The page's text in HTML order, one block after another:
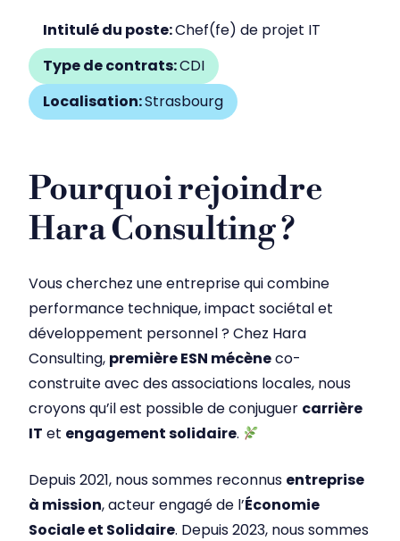
Intitulé du poste:Chef(fe) de projet IT
Type de contrats:CDI
Localisation:Strasbourg
Pourquoi rejoindre
Hara Consulting ?
Vous cherchez une entreprise qui combine
performance technique, impact sociétal et
développement personnel ? Chez Hara
Consulting, première ESN mécèneco-
construite avec des associations locales, nous
croyons qu’il est possible de conjuguer carrière
IT et engagement solidaire.
Depuis 2021, nous sommes reconnus entreprise
à mission, acteur engagé de l’Économie
Sociale et Solidaire. Depuis 2023, nous sommes